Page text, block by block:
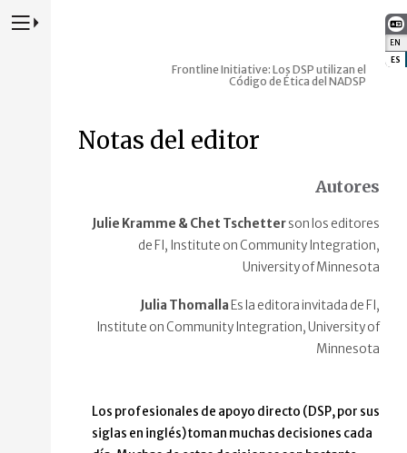
EN
ES
Presione para alternar la navegación principal del sitio web
Frontline Initiative: Los DSP utilizan el
Código de Ética del NADSP
Notas del editor
Autores
Julie Kramme & Chet Tschetterson los editores
de FI, Institute on Community Integration,
University of Minnesota
Julia Thomalla Es la editora invitada de FI,
Institute on Community Integration, University of
Minnesota
Los profesionales de apoyo directo (DSP, por sus
siglas en inglés) toman muchas decisiones cada